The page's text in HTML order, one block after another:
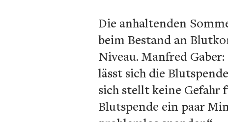
Die anhaltenden
beim Bestand an
Niveau. Manfred
lässt sich die
sich stellt keine Gefahr
Blutspende ein paar